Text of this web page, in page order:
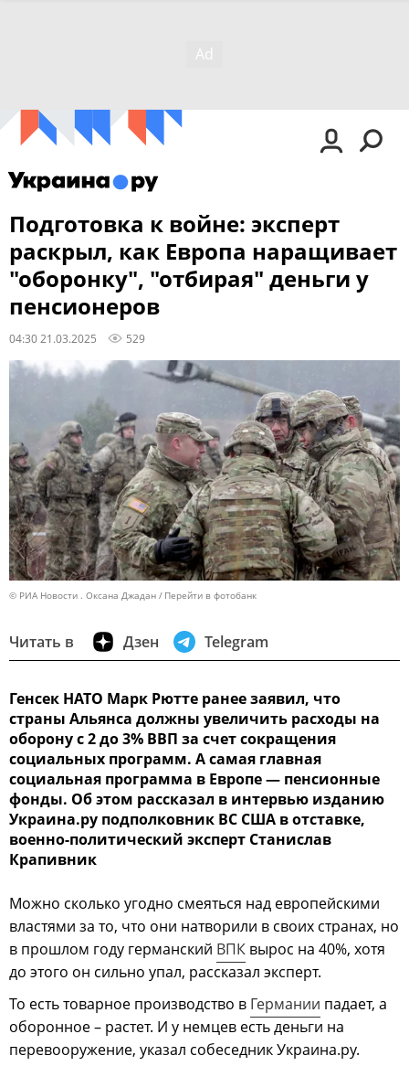
Подготовка к войне: эксперт
раскрыл, как Европа наращивает
"оборонку", "отбирая" деньги у
пенсионеров
04:30 21.03.2025 529
© РИА Новости . Оксана Джадан Перейти в фотобанк
Читать в Дзен Telegram
Генсек НАТО Марк Рютте ранее заявил, что
страны Альянса должны увеличить расходы на
оборону с 2 до 3% ВВП за счет сокращения
социальных программ. А самая главная
социальная программа в Европе — пенсионные
фонды. Об этом рассказал в интервью изданию
Украина.ру подполковник ВС США в отставке,
военно-политический эксперт Станислав
Крапивник
Можно сколько угодно смеяться над европейскими
властями за то, что они натворили в своих странах, но
в прошлом году германский ВПК вырос на 40%, хотя
до этого он сильно упал, рассказал эксперт.
То есть товарное производство в Германии падает, а
оборонное – растет. И у немцев есть деньги на
перевооружение, указал собеседник Украина.ру.